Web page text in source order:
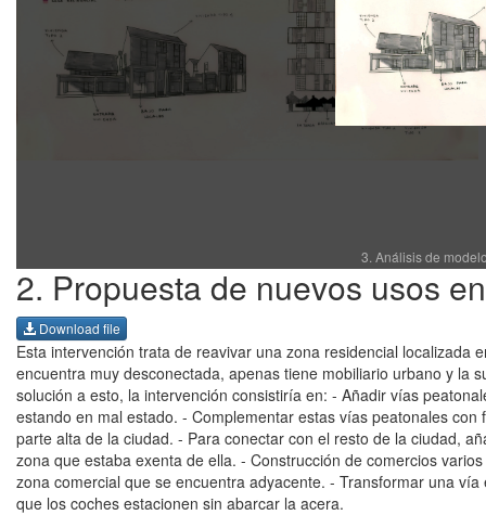
3. Análisis de
2. Propuesta de nuevos usos
Download file
Esta intervención trata de reavivar una zona residencial
encuentra muy desconectada, apenas tiene mobiliario urbano y la
solución a esto, la intervención consistiría en: - Añadir vías
estando en mal estado. - Complementar estas vías peatonales
parte alta de la ciudad. - Para conectar con el resto de la ciudad,
zona que estaba exenta de ella. - Construcción de comercios
zona comercial que se encuentra adyacente. - Transformar una
que los coches estacionen sin abarcar la acera.